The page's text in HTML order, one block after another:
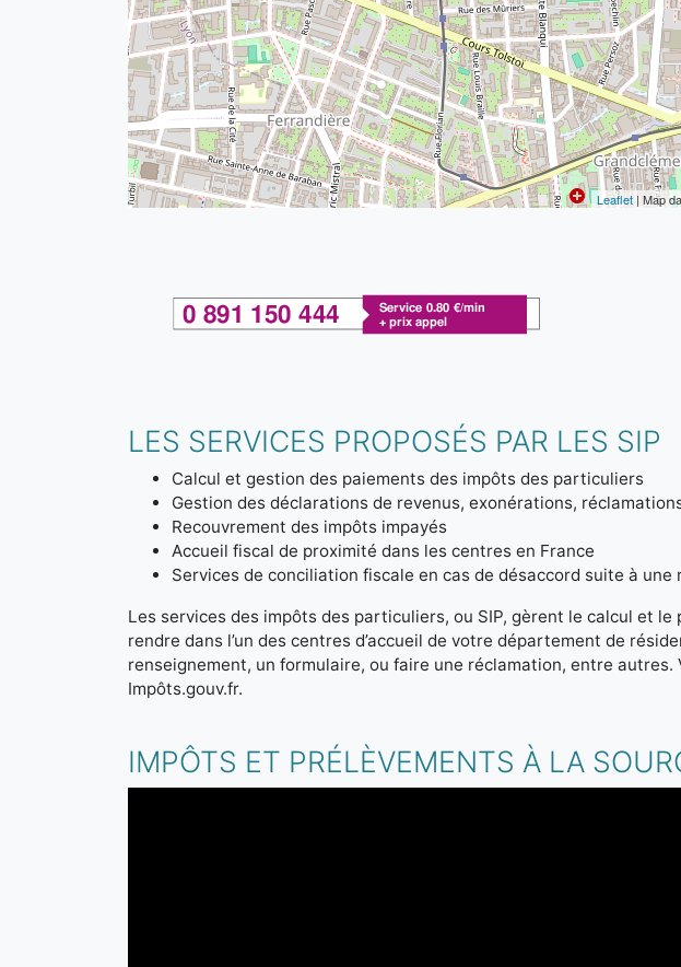
Leaflet | Map
LES SERVICES PROPOSÉS PAR LES SIP
Calcul et gestion des paiements des impôts des particuliers
Gestion des déclarations de revenus, exonérations,
Recouvrement des impôts impayés
Accueil fiscal de proximité dans les centres en France
Services de conciliation fiscale en cas de désaccord suite à une
Les services des impôts des particuliers, ou SIP, gèrent le calcul et
rendre dans l’un des centres d’accueil de votre département de
renseignement, un formulaire, ou faire une réclamation, entre
Impôts.gouv.fr.
IMPÔTS ET PRÉLÈVEMENTS À LA